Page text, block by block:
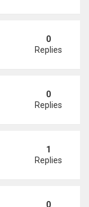
xã
0
Replies
người Mỹ
0
Replies
tố
1
Replies
0